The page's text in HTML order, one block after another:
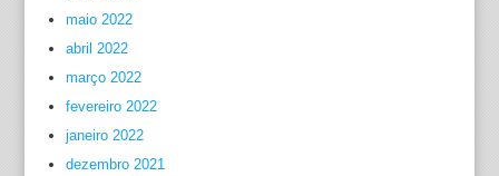
maio 2022
abril 2022
março 2022
fevereiro 2022
janeiro 2022
dezembro 2021